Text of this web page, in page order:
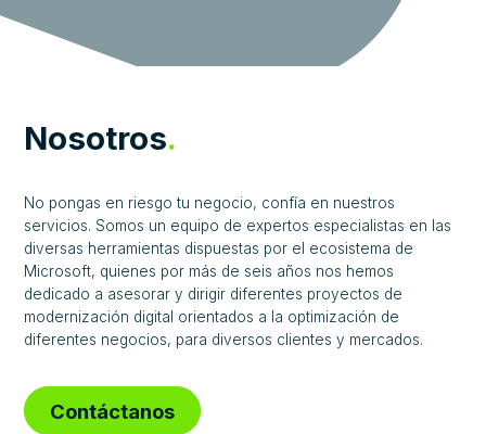
Nosotros.
No pongas en riesgo tu negocio, confía en nuestros
servicios. Somos un equipo de expertos especialistas en las
diversas herramientas dispuestas por el ecosistema de
Microsoft, quienes por más de seis años nos hemos
dedicado a asesorar y dirigir diferentes proyectos de
modernización digital orientados a la optimización de
diferentes negocios, para diversos clientes y mercados.
Contáctanos